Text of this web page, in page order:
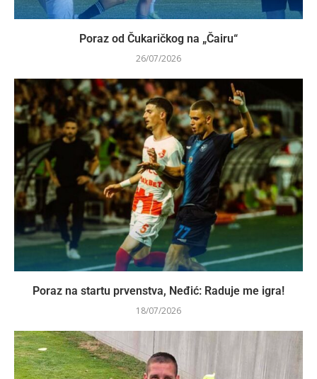
Poraz od Čukaričkog na „Čairu“
26/07/2026
Poraz na startu prvenstva, Neđić: Raduje me igra!
18/07/2026